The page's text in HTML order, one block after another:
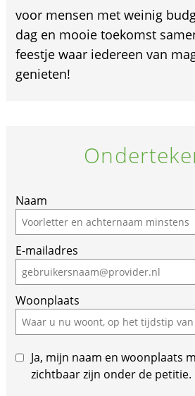
voor mensen met weinig
dag en mooie toekomst
feestje waar iedereen van
genieten!
Naam
E-mailadres
Woonplaats
Ja, mijn naam en woonplaats
zichtbaar zijn onder de petitie.